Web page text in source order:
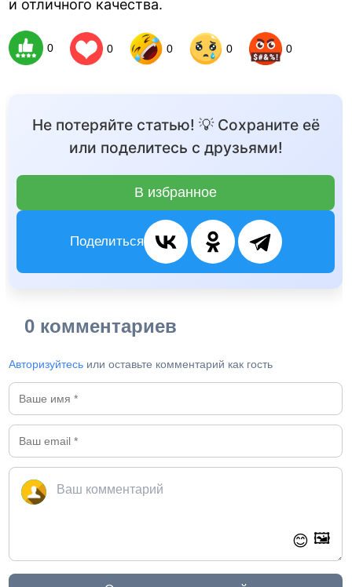
и отличного качества.
0 0 0 0 0
Не потеряйте статью! 💡 Сохраните её
или поделитесь с друзьями!
В избранное
Поделиться
0 комментариев
Авторизуйтесь или оставьте комментарий как гость
😊 🖼️